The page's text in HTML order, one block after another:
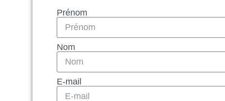
Prénom
Nom
E-mail